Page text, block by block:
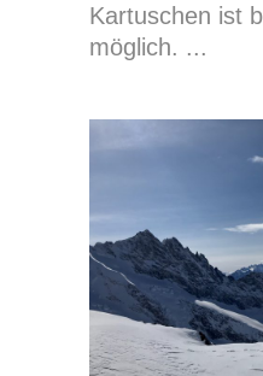
Kartuschen ist
möglich.